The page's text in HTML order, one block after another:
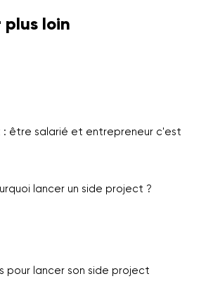
plus loin
être salarié et entrepreneur c'est
lancer un side project ?
pour lancer son side project